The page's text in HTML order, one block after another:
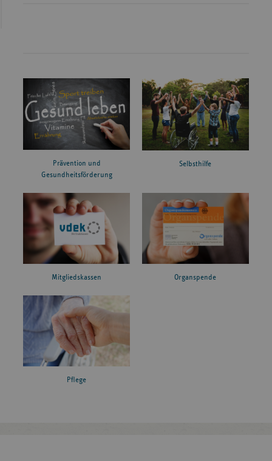
Prävention und
Gesundheitsförderung
Selbsthilfe
Mitgliedskassen Organspende
Pflege